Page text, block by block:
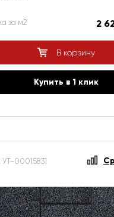
за м2 2
В корзину
Купить в 1 клик
УТ-00015831